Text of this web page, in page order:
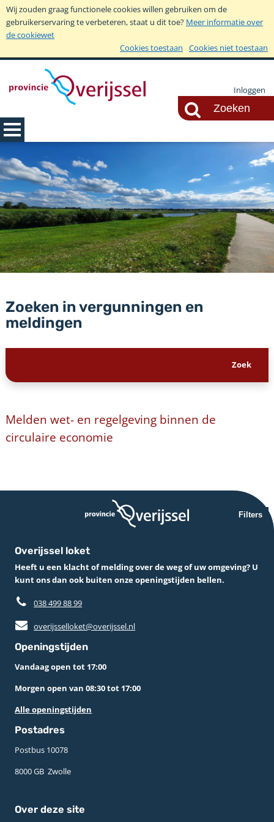
Wij zouden graag functionele cookies willen gebruiken om de
gebruikerservaring te verbeteren, staat u dit toe? Meer informatie over
de cookiewet
Cookies toestaan
Cookies niet toestaan
Inloggen
Zoeken in vergunningen en
meldingen
Melden wet- en regelgeving binnen de
circulaire economie
Filters
Overijssel loket
Heeft u een klacht of melding over de weg of uw omgeving? U
kunt ons dan ook buiten onze openingstijden bellen.
038 499 88 99
overijsselloket@overijssel.nl
Openingstijden
Vandaag open tot 17:00
Morgen open van 08:30 tot 17:00
Alle openingstijden
Postadres
Postbus 10078 ­
8000 GB ­ Zwolle
Over deze site